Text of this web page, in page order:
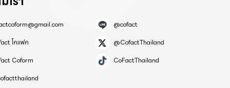
าย
เอง ต้อง
รีย์
วาย ต่อ
แต่ยังมี
ปรุง
องติดค้าง
งเสียไป
าง
กายรวม
@cofact
โคแฟค
@CofactThailand
Coform
CoFactThailand